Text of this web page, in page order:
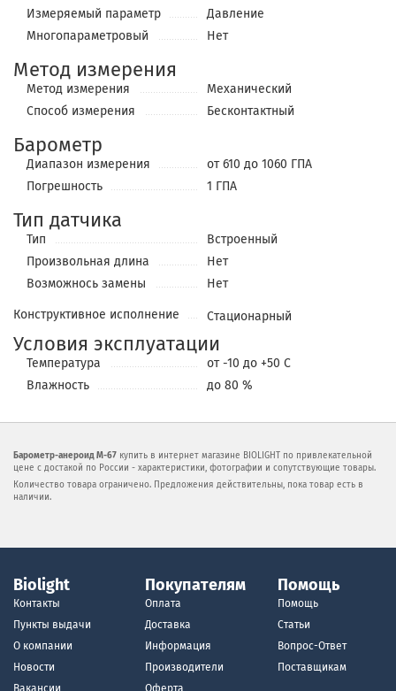
Измеряемый параметр
Давление
Многопараметровый
Нет
Метод измерения
Метод измерения
Механический
Cпособ измерения
Бесконтактный
Барометр
Диапазон измерения
от 610 до 1060 ГПА
Погрешность
1 ГПА
Тип датчика
Тип
Встроенный
Произвольная длина
Нет
Возможнось замены
Нет
Конструктивное исполнение Cтационарный
Условия эксплуатации
Температура
от -10 до +50 С
Влажность
до 80 %
Барометр-анероид М-67 купить в интернет магазине BIOLIGHT по привлекательной
цене с достакой по России - характеристики, фотографии и сопутствующие товары.
Количество товара ограничено. Предложения действительны, пока товар есть в
наличии.
Biolight
Контакты
Пункты выдачи
О компании
Новости
Вакансии
Покупателям
Оплата
Доставка
Информация
Производители
Оферта
Помощь
Помощь
Статьи
Вопрос-Ответ
Поставщикам